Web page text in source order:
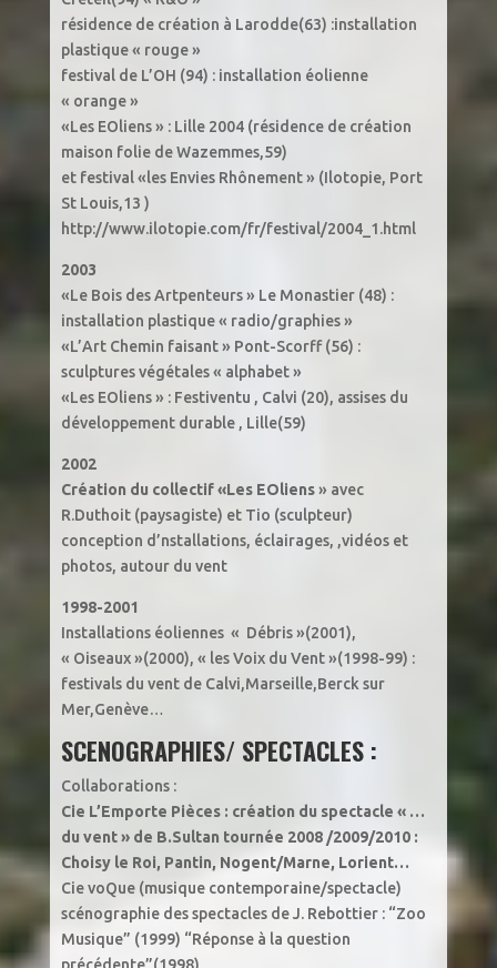
résidence de création à Larodde(63) :installation
plastique « rouge »
festival de L’OH (94) : installation éolienne
« orange »
«Les EOliens » : Lille 2004 (résidence de création
maison folie de Wazemmes,59)
et festival «les Envies Rhônement » (Ilotopie, Port
St Louis,13 )
http://www.ilotopie.com/fr/festival/2004_1.html
2003
«Le Bois des Artpenteurs » Le Monastier (48) :
installation plastique « radio/graphies »
«L’Art Chemin faisant » Pont-Scorff (56) :
sculptures végétales « alphabet »
«Les EOliens » : Festiventu , Calvi (20), assises du
développement durable , Lille(59)
2002
Création du collectif «Les EOliens» avec
R.Duthoit (paysagiste) et Tio (sculpteur)
conception d’nstallations, éclairages, ,vidéos et
photos, autour du vent
1998-2001
Installations éoliennes « Débris »(2001),
« Oiseaux »(2000), « les Voix du Vent »(1998-99) :
festivals du vent de Calvi,Marseille,Berck sur
Mer,Genève…
SCENOGRAPHIES/ SPECTACLES :
Collaborations :
Cie L’Emporte Pièces : création du spectacle « …
du vent » de B.Sultan tournée 2008 /2009/2010 :
Choisy le Roi, Pantin, Nogent/Marne, Lorient…
Cie voQue (musique contemporaine/spectacle)
scénographie des spectacles de J. Rebottier : “Zoo
Musique” (1999) “Réponse à la question